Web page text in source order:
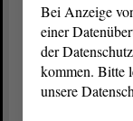
Innovation,
an
der Einsatz
Bei Anzeige
einer
der
kommen. Bitte
unsere